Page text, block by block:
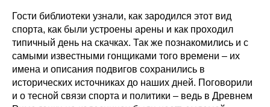
Гости библиотеки узнали, как зародился этот вид
спорта, как были устроены арены и как проходил
типичный день на скачках. Так же познакомились и с
самыми известными гонщиками того времени – их
имена и описания подвигов сохранились в
исторических источниках до наших дней. Поговорили
и о тесной связи спорта и политики – ведь в Древнем